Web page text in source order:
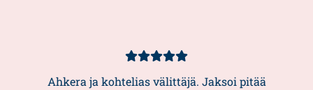
Asiakasarvio
5/5
Ahkera ja kohtelias välittäjä. Jaksoi pitää